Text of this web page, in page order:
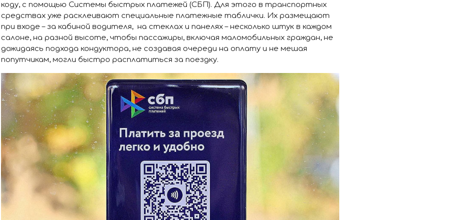
коду, с помощью Системы быстрых платежей (СБП). Для этого в транспортных
средствах уже расклеивают специальные платежные таблички. Их размещают
при входе – за кабиной водителя, на стеклах и панелях – несколько штук в каждом
салоне, на разной высоте, чтобы пассажиры, включая маломобильных граждан, не
дожидаясь подхода кондуктора, не создавая очереди на оплату и не мешая
попутчикам, могли быстро расплатиться за поездку.